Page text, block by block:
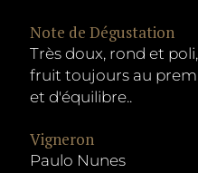
Note de Dégustation
Très doux, rond et
fruit toujours au
et d'équilibre..
Vigneron
Paulo Nunes